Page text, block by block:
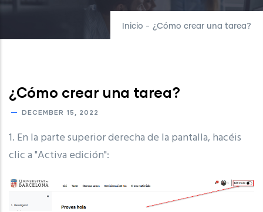
Inicio - ¿Cómo crear una tarea?
¿Cómo crear una tarea?
DECEMBER 15, 2022
1. En la parte superior derecha de la pantalla, hacéis
clic a "Activa edición":